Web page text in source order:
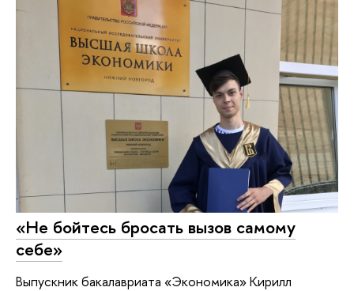
«Не бойтесь бросать вызов самому
себе»
Выпускник бакалавриата «Экономика» Кирилл